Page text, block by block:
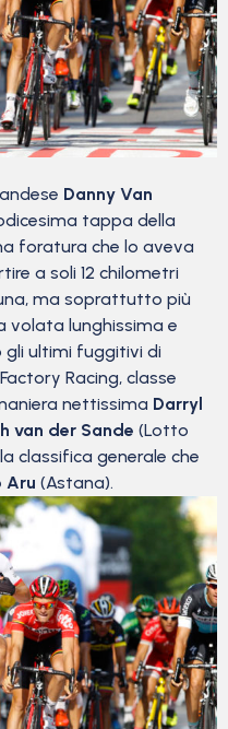
Danny Van
tappa della
foratura che lo aveva
a soli 12 chilometri
ma soprattutto più
volata lunghissima e
gli ultimi fuggitivi di
Racing, classe
nettissima Darryl
van der Sande (Lotto
classifica generale che
Aru (Astana).